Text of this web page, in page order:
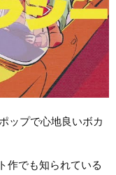
ップで心地良いボカ
作でも知られている